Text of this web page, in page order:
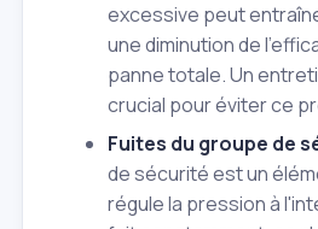
excessive peut
une diminution de
panne totale. Un
crucial pour éviter ce
Fuites du groupe de
de sécurité est un
régule la pression à